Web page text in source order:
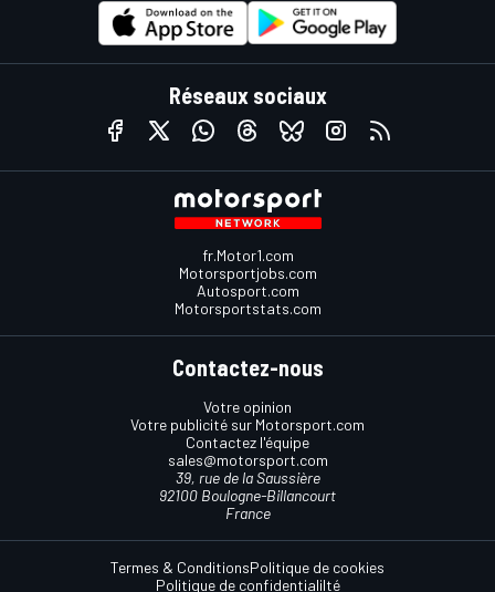
Réseaux sociaux
fr.Motor1.com
Motorsportjobs.com
Autosport.com
Motorsportstats.com
Contactez-nous
Votre opinion
Votre publicité sur Motorsport.com
Contactez l'équipe
sales@motorsport.com
39, rue de la Saussière
92100 Boulogne-Billancourt
France
Termes & ConditionsPolitique de cookies
Politique de confidentialilté